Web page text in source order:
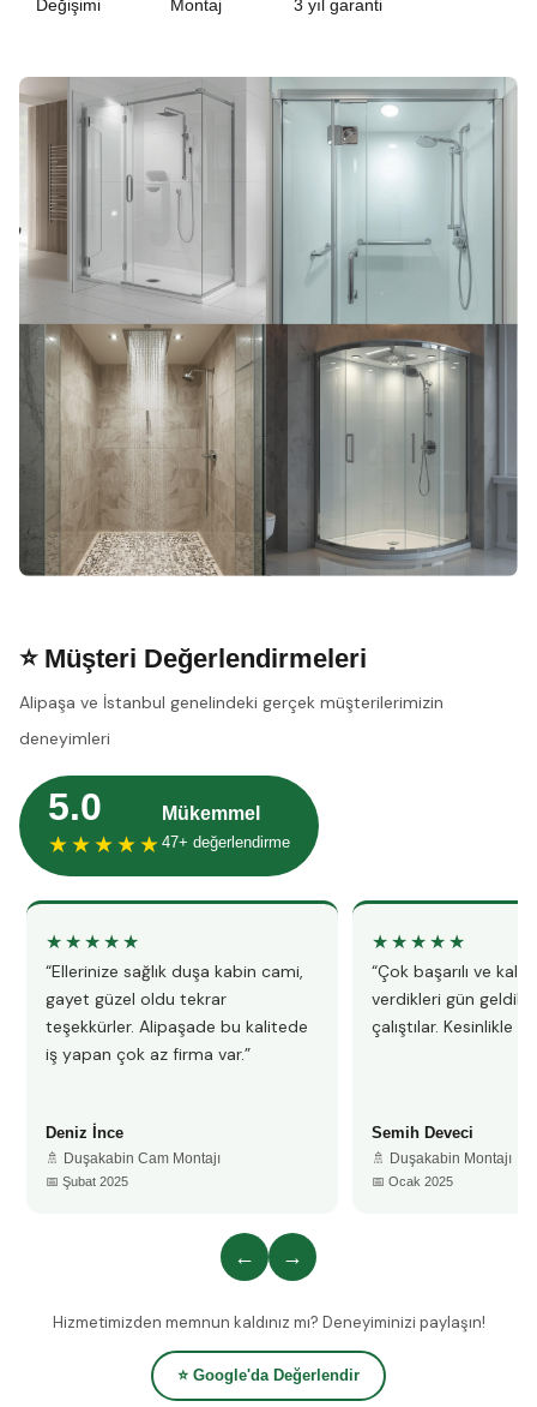
Değişimi Montaj 3 yıl garanti
⭐ Müşteri Değerlendirmeleri
Alipaşa ve İstanbul genelindeki gerçek müşterilerimizin
deneyimleri
5.0
★★★★★
Mükemmel
47+ değerlendirme
★★★★★
“Ellerinize sağlık duşa kabin cami,
gayet güzel oldu tekrar
teşekkürler. Alipaşade bu kalitede
iş yapan çok az firma var.”
Deniz İnce
🚿 Duşakabin Cam Montajı
📅 Şubat 2025
★★★★★
“Çok başarılı ve
verdikleri gün
çalıştılar. Kesinlikle
Semih Deveci
🚿 Duşakabin Montajı
📅 Ocak 2025
← →
Hizmetimizden memnun kaldınız mı? Deneyiminizi paylaşın!
⭐ Google'da Değerlendir